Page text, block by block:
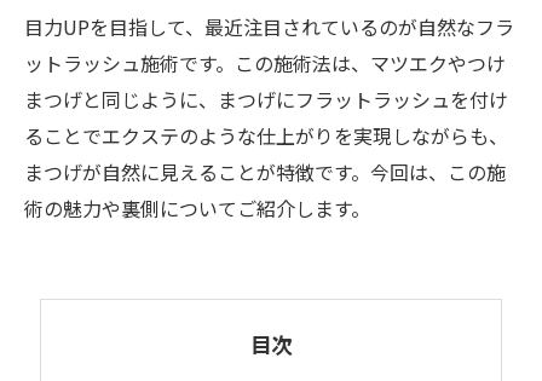
目力UPを目指して、最近注目されているのが自然なフラ
ットラッシュ施術です。この施術法は、マツエクやつけ
まつげと同じように、まつげにフラットラッシュを付け
ることでエクステのような仕上がりを実現しながらも、
まつげが自然に見えることが特徴です。今回は、この施
術の魅力や裏側についてご紹介します。
目次